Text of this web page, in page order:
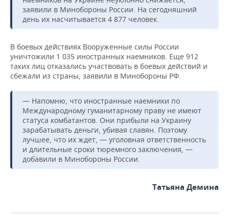
заявили в Минобороны России. На сегодняшний
день их насчитывается 4 877 человек.
В боевых действиях Вооруженные силы России
уничтожили 1 035 иностранных наемников. Еще 912
таких лиц отказались участвовать в боевых действий и
сбежали из страны, заявили в Минобороны РФ.
— Напомню, что иностранные наемники по
Международному гуманитарному праву не имеют
статуса комбатантов. Они прибыли на Украину
зарабатывать деньги, убивая славян. Поэтому
лучшее, что их ждет, — уголовная ответственность
и длительные сроки тюремного заключения, —
добавили в Минобороны России.
Татьяна Демина